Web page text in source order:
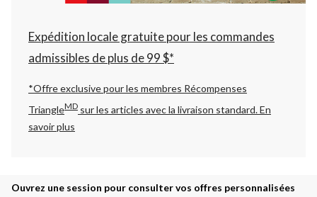
Expédition locale gratuite pour les commandes
admissibles de plus de 99 $*
*Offre exclusive pour les membres Récompenses
TriangleMD sur les articles avec la livraison standard.En
savoir plus
Ouvrez une session pour consulter vos offres personnalisées